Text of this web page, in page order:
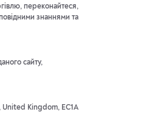
переконайтеся,
знаннями та
сайту,
United Kingdom, EC1A